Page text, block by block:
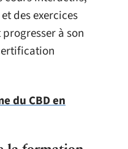
des exercices
à son
du CBD en